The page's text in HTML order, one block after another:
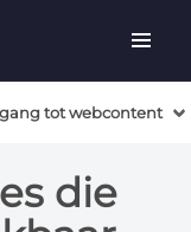
tot webcontent
die